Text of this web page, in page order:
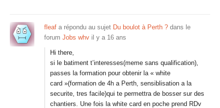
fleaf a répondu au sujet Du boulot à Perth ? dans le
forum Jobs whv il y a 16 ans
Hi there,
si le batiment t’interesses(meme sans qualification),
passes la formation pour obtenir la « white
card »(formation de 4h a Perth, sensiblisation a la
securite, tres facile)qui te permettra de bosser sur des
chantiers. Une fois la white card en poche prend RDv